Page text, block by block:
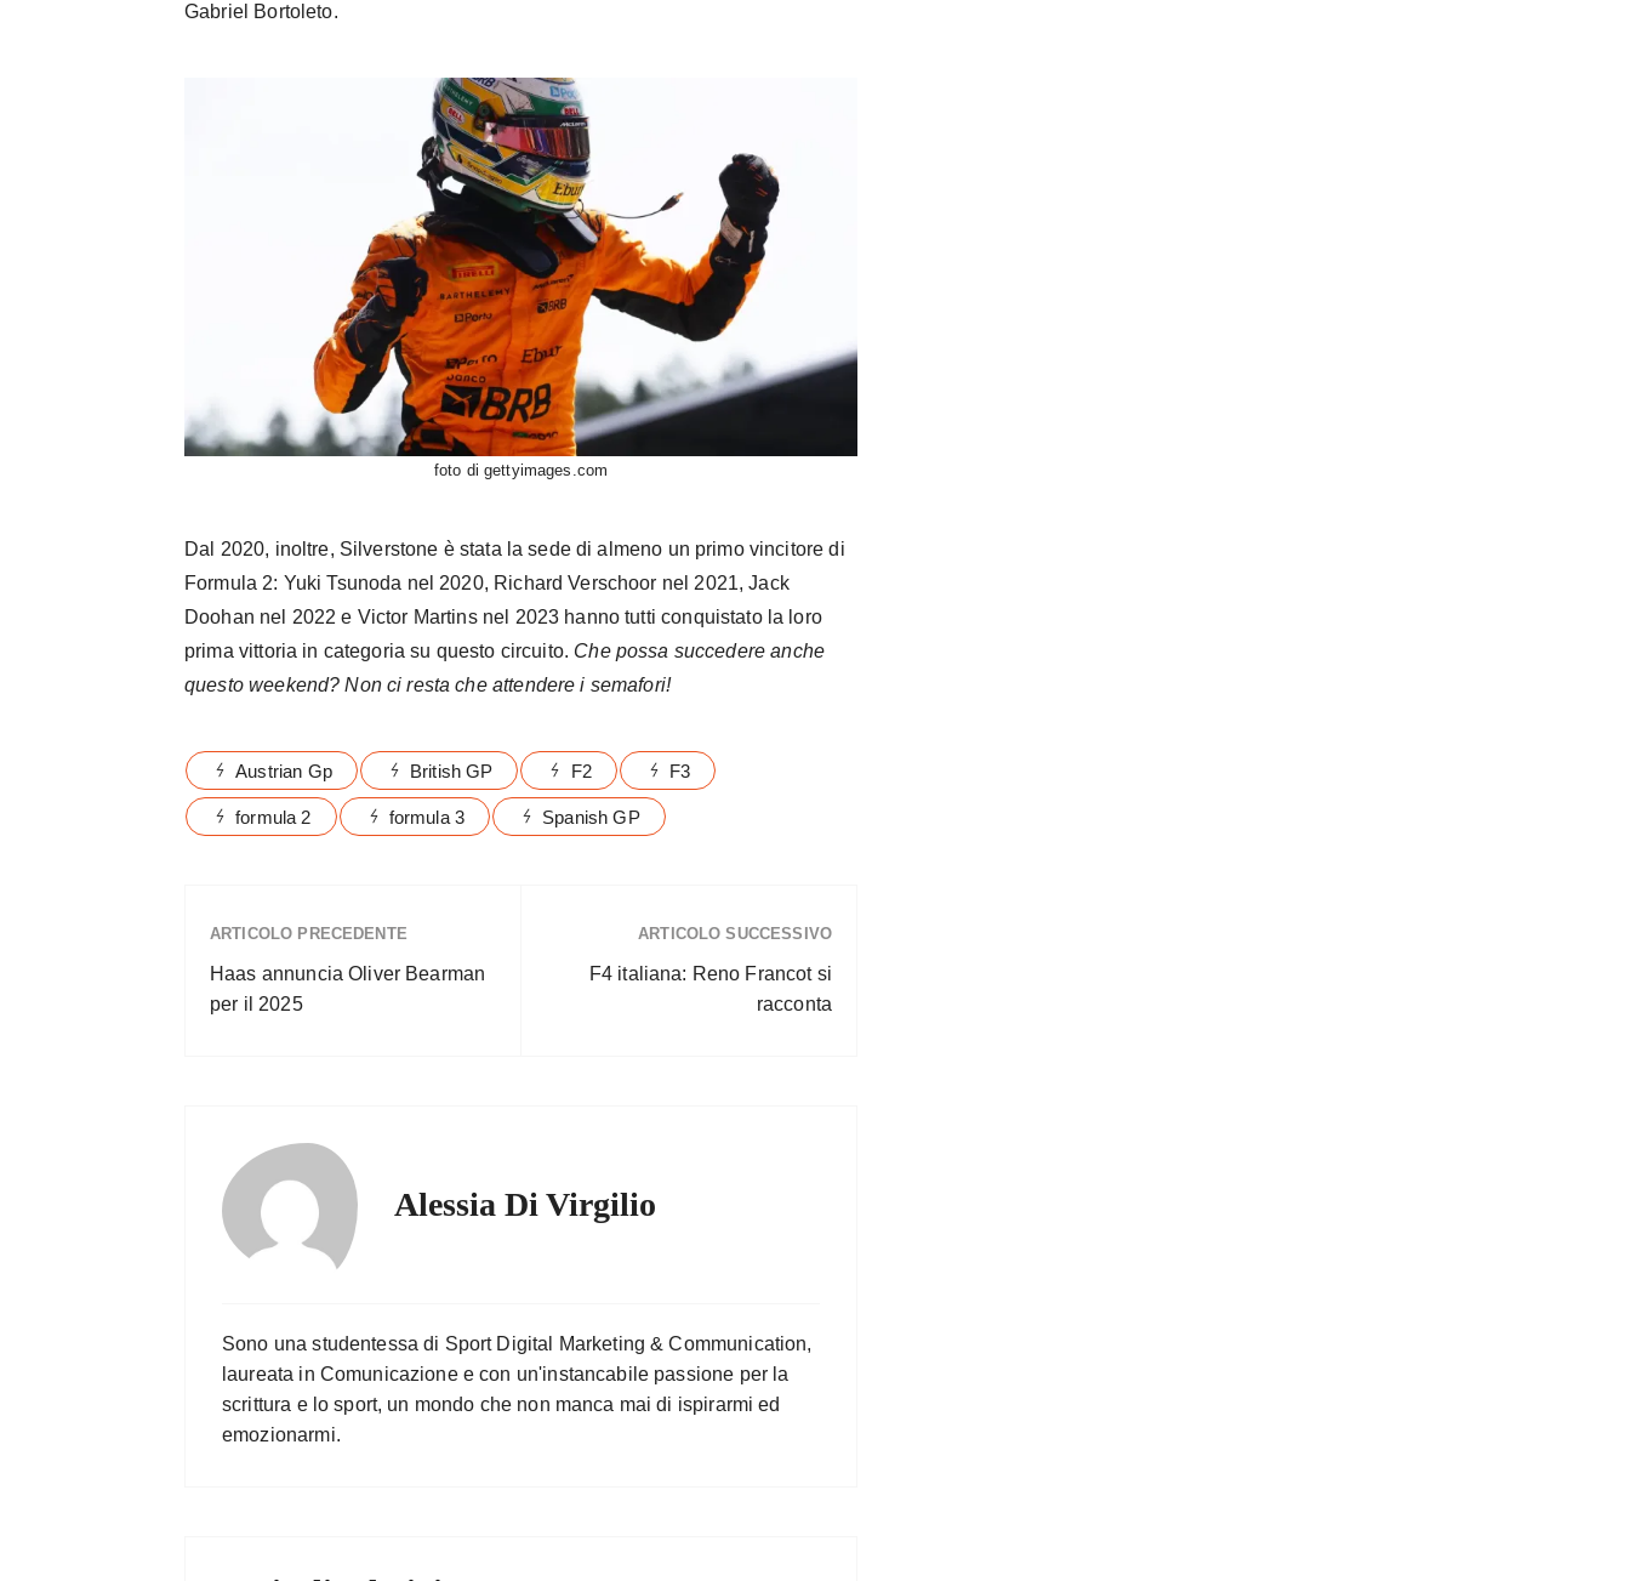
Gabriel Bortoleto.
foto di gettyimages.com
Dal 2020, inoltre, Silverstone è stata la sede di almeno un primo vincitore di
Formula 2: Yuki Tsunoda nel 2020, Richard Verschoor nel 2021, Jack
Doohan nel 2022 e Victor Martins nel 2023 hanno tutti conquistato la loro
prima vittoria in categoria su questo circuito. Che possa succedere anche
questo weekend? Non ci resta che attendere i semafori!
Austrian Gp British GP F2 F3
formula 2 formula 3 Spanish GP
ARTICOLO PRECEDENTE
Haas annuncia Oliver Bearman
per il 2025
ARTICOLO SUCCESSIVO
F4 italiana: Reno Francot si
racconta
Alessia Di Virgilio
Sono una studentessa di Sport Digital Marketing & Communication,
laureata in Comunicazione e con un'instancabile passione per la
scrittura e lo sport, un mondo che non manca mai di ispirarmi ed
emozionarmi.